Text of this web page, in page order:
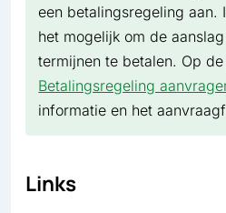
een betalingsregeling aan.
het mogelijk om de
termijnen te betalen. Op
Betalingsregeling
informatie en het
Links